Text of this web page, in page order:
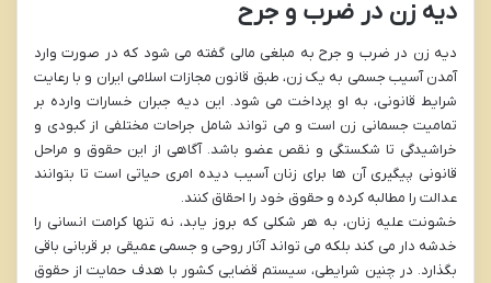
دیه زن در ضرب و جرح
دیه زن در ضرب و جرح به مبلغی مالی گفته می شود که در صورت وارد
آمدن آسیب جسمی به یک زن، طبق قانون مجازات اسلامی ایران و با رعایت
شرایط قانونی، به او پرداخت می شود. این دیه جبران خسارات وارده بر
تمامیت جسمانی زن است و می تواند شامل جراحات مختلفی از کبودی و
خراشیدگی تا شکستگی و نقص عضو باشد. آگاهی از این حقوق و مراحل
قانونی پیگیری آن ها برای زنان آسیب دیده امری حیاتی است تا بتوانند
عدالت را مطالبه کرده و حقوق خود را احقاق کنند.
خشونت علیه زنان، به هر شکلی که بروز یابد، نه تنها کرامت انسانی را
خدشه دار می کند بلکه می تواند آثار روحی و جسمی عمیقی بر قربانی باقی
بگذارد. در چنین شرایطی، سیستم قضایی کشور با هدف حمایت از حقوق